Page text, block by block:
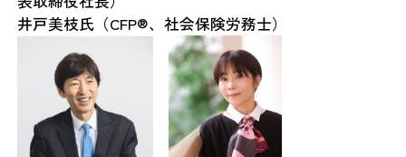
井戸美枝氏（CFP®、社会保険労務士）